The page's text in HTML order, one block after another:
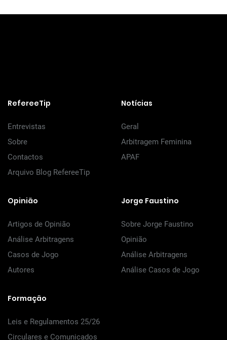
RefereeTip
Entrevistas
Sobre
Contactos
Arquivo Blog RefereeTip
Notícias
Geral
Arbitragem Feminina
APAF
Opinião
Artigos de Opinião
Análise Arbitragens
Casos de Jogo
Autores
Jorge Faustino
Sobre Jorge Faustino
Opinião
Análise Arbitragens
Análise Casos de Jogo
Formação
Leis e Regulamentos 25/26
Circulares e Comunicados